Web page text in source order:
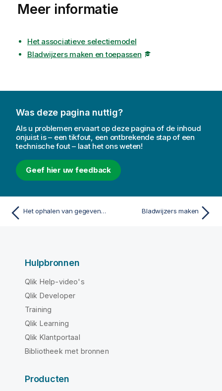
Meer informatie
Het associatieve selectiemodel
Bladwijzers maken en toepassen
Was deze pagina nuttig?
Als u problemen ervaart op deze pagina of de inhoud
onjuist is – een tikfout, een ontbrekende stap of een
technische fout – laat het ons weten!
Geef hier uw feedback
Het ophalen van gegevens annuleren Bladwijzers maken
Hulpbronnen
Qlik Help-video's
Qlik Developer
Training
Qlik Learning
Qlik Klantportaal
Bibliotheek met bronnen
Producten